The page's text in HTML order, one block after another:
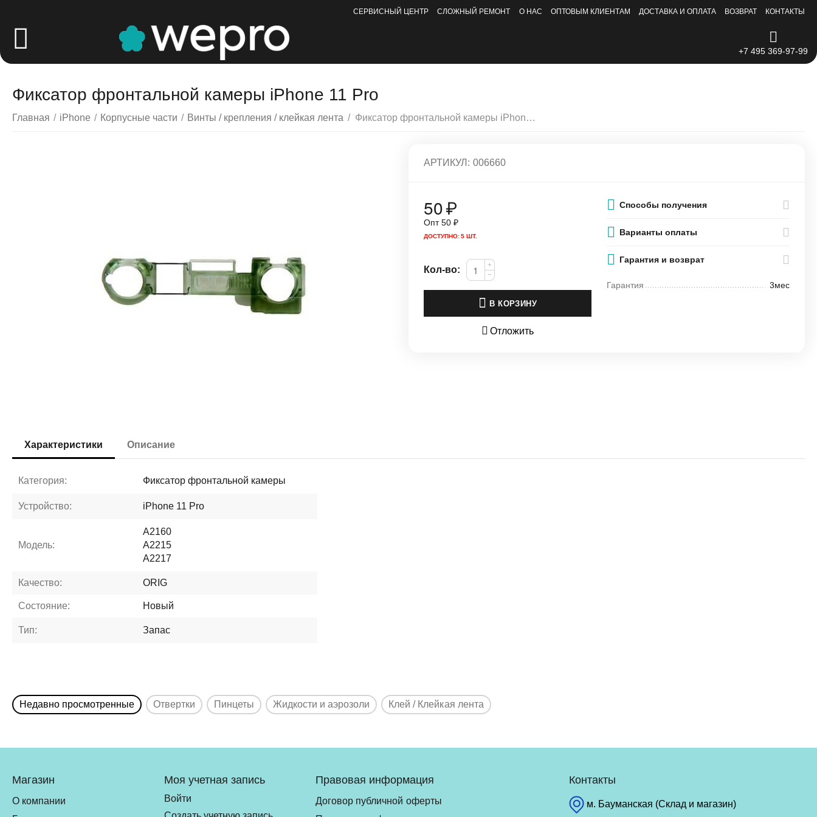
СЕРВИСНЫЙ ЦЕНТР СЛОЖНЫЙ РЕМОНТ О НАС ОПТОВЫМ КЛИЕНТАМ ДОСТАВКА И ОПЛАТА ВОЗВРАТ КОНТАКТЫ
+7 495 369-97-99
Фиксатор фронтальной камеры iPhone 11 Pro
Главная / iPhone / Корпусные части / Винты / крепления / клейкая лента / Фиксатор фронтальной камеры iPhone 11 Pro
АРТИКУЛ: 006660
50₽
Опт50 ₽
ДОСТУПНО:5 ШТ.
Кол-во:
+
−
В КОРЗИНУ
Отложить
Способы получения
Варианты оплаты
Гарантия и возврат
Гарантия 3мес
Характеристики Описание
Категория: Фиксатор фронтальной камеры
Устройство: iPhone 11 Pro
Модель:
A2160
A2215
A2217
Качество: ORIG
Состояние: Новый
Тип: Запас
Недавно просмотренные Отвертки Пинцеты Жидкости и аэрозоли Клей / Клейкая лента
Магазин
О компании
Моя учетная запись
Войти
Правовая информация
Договор публичной оферты
Контакты
м. Бауманская (Склад и магазин)